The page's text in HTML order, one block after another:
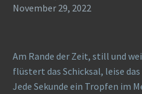
November 29, 2022
Am Rande der Zeit, still und
flüstert das Schicksal, leise das
Jede Sekunde ein Tropfen im